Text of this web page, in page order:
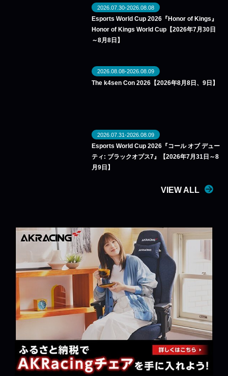
2026.07.30-2026.08.08
Esports World Cup 2026『Honor of Kings』
Honor of Kings World Cup【2026年7月30日
～8月8日】
2026.08.08-2026.08.09
The k4sen Con 2026【2026年8月8日、9日】
2026.07.31-2026.08.09
Esports World Cup 2026『コール オブ デュー
ティ: ブラックオプス7』【2026年7月31日～8
月9日】
VIEW ALL